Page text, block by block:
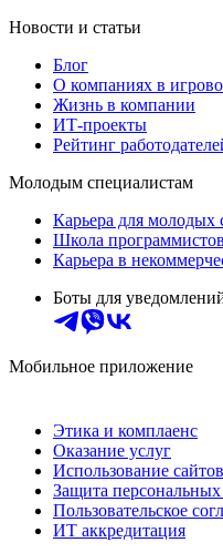
Новости и статьи
Блог
О компаниях в
Жизнь в компании
ИТ-проекты
Рейтинг
Молодым специалистам
Карьера для молодых
Школа программистов
Карьера в
Боты для
Мобильное приложение
Этика и комплаенс
Оказание услуг
Использование сайтов
Защита
Пользовательское
ИТ аккредитация